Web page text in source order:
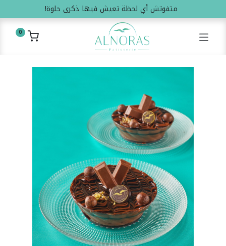
متفوتش أي لحظة تعيش فيها ذكرى حلوة!
0